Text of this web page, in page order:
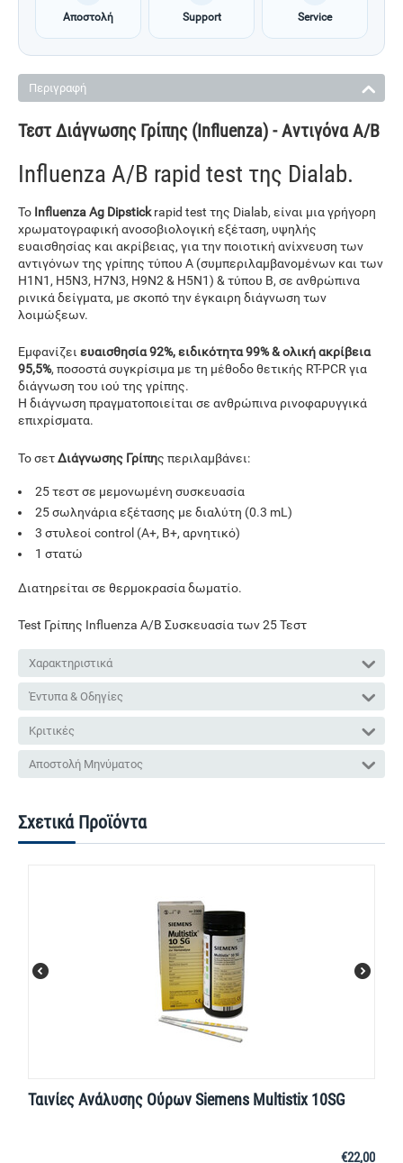
Αποστολή Support Service
Περιγραφή
Τεστ Διάγνωσης Γρίπης (Influenza) - Αντιγόνα Α/Β
Influenza A/B rapid test της Dialab.
Το Influenza Ag Dipstickrapid test της Dialab, είναι μια γρήγορη
χρωματογραφική ανοσοβιολογική εξέταση, υψηλής
ευαισθησίας και ακρίβειας, για την ποιοτική ανίχνευση των
αντιγόνων της γρίπης τύπου Α (συμπεριλαμβανομένων και των
H1N1, H5N3, H7N3, H9N2 & H5N1) & τύπου Β, σε ανθρώπινα
ρινικά δείγματα, με σκοπό την έγκαιρη διάγνωση των
λοιμώξεων.
Εμφανίζει ευαισθησία 92%, ειδικότητα 99% & ολική ακρίβεια
95,5%, ποσοστά συγκρίσιμα με τη μέθοδο θετικής RT-PCR για
διάγνωση του ιού της γρίπης.
Η διάγνωση πραγματοποιείται σε ανθρώπινα ρινοφαρυγγικά
επιχρίσματα.
Το σετΔιάγνωσης Γρίπης περιλαμβάνει:
25 τεστ σε μεμονωμένη συσκευασία
25 σωληνάρια εξέτασης με διαλύτη (0.3 mL)
3 στυλεοί control (A+, B+, αρνητικό)
1 στατώ
Διατηρείται σε θερμοκρασία δωματίο.
Test Γρίπης Influenza A/B Συσκευασία των 25 Τεστ
Χαρακτηριστικά
Έντυπα & Οδηγίες
Κριτικές
Αποστολή Μηνύματος
Σχετικά Προϊόντα
Ταινίες Ανάλυσης Ούρων Siemens Multistix 10SG
€22,00